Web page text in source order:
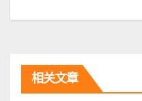
航
相关文章